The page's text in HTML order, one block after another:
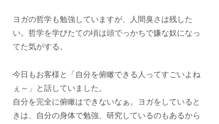
ヨガの哲学も勉強していますが、人間臭さは残した
い。哲学を学びたての頃は頭でっかちで嫌な奴になっ
てた気がする。
今日もお客様と「自分を俯瞰できる人ってすごいよね
ぇ～」と話していました。
自分を完全に俯瞰はできないなぁ。ヨガをしていると
きは、自分の身体で勉強、研究しているのもあるから